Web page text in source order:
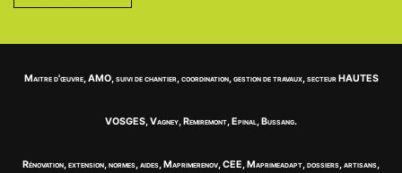
Maitre d'œuvre, AMO, suivi de chantier, coordination, gestion de travaux, secteur HAUTES
VOSGES, Vagney, Remiremont, Epinal, Bussang.
Rénovation, extension, normes, aides, Maprimerenov, CEE, Maprimeadapt, dossiers, artisans,